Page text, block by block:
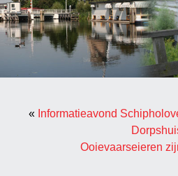
« Informatieavond
Ooievaarseieren